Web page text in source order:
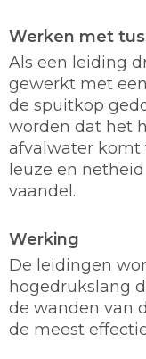
Werken met
Als een leiding
gewerkt met
de spuitkop
worden dat het
afvalwater komt
leuze en
vaandel.
Werking
De leidingen
hogedrukslang
de wanden van
de meest